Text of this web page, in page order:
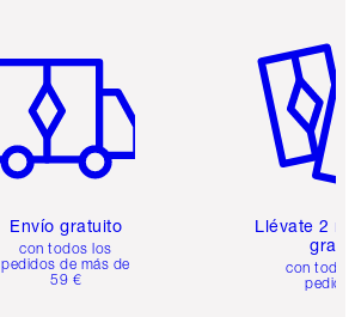
Envío gratuito
con todos los
pedidos de más de
59 €
Llévate 2
gratis
con